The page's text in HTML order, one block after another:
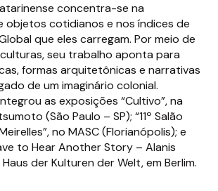
concentra-se na
objetos cotidianos e nos índices de
que eles carregam. Por meio de
seu trabalho aponta para
formas arquitetônicas e narrativas
de um imaginário colonial.
as exposições “Cultivo”, na
(São Paulo – SP); “11º Salão
no MASC (Florianópolis); e
to Hear Another Story – Alanis
der Kulturen der Welt, em Berlim.